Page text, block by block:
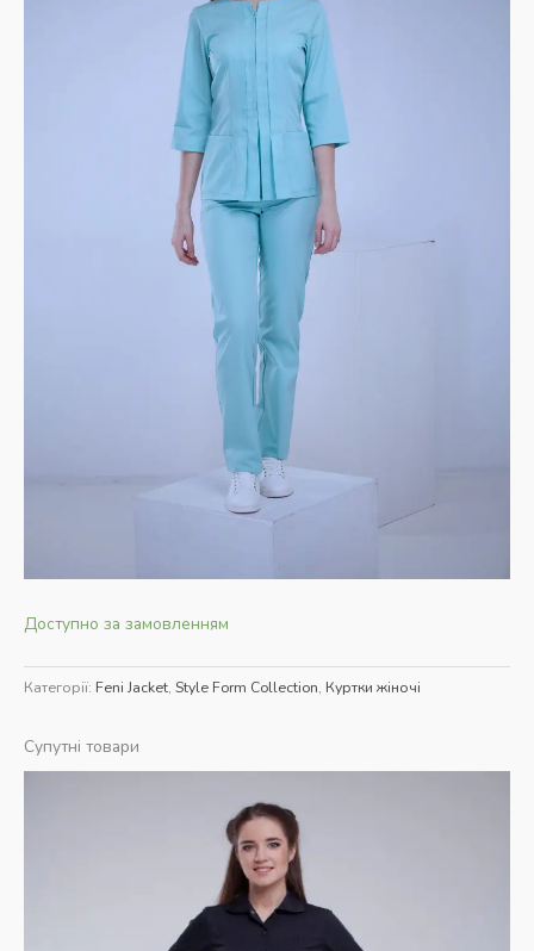
Доступно за замовленням
Категорії: Feni Jacket, Style Form Collection, Куртки жіночі
Супутні товари